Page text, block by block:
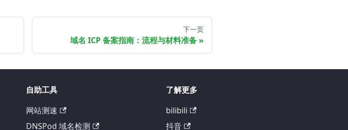
下一页
域名 ICP 备案指南：流程与材料准备
自助工具
网站测速
DNSPod 域名检测
了解更多
bilibili
抖音